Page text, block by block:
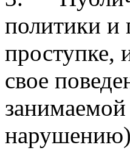
политики и
проступке,
свое
занимаемой